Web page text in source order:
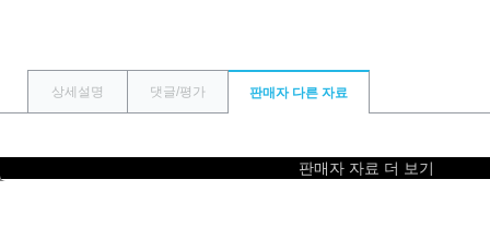
상세설명 댓글/평가 판매자 다른 자료
판매자 자료 더 보기